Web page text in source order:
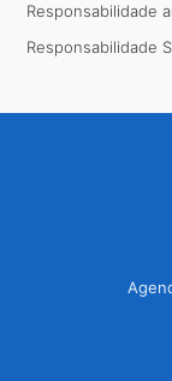
Responsabilidade
Responsabilidade